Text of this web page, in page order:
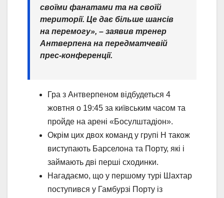
своїми фанатами та на своїй
території. Це дає більше шансів
на перемогу», – заявив тренер
Антверпена на передматчевій
прес-конференції.
Гра з Антверпеном відбудеться 4
жовтня о 19:45 за київським часом та
пройде на арені «Босулштадіон».
Окрім цих двох команд у групі Н також
виступають Барселона та Порту, які і
займають дві перші сходинки.
Нагадаємо, що у першому турі Шахтар
поступився у Гамбурзі Порту із